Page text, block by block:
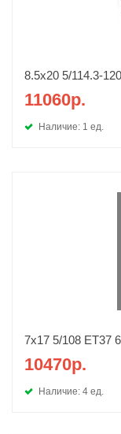
8.5х20 5/114.3-
11060р.
Наличие: 1 ед.
7x17 5/108 ET37
10470р.
Наличие: 4 ед.